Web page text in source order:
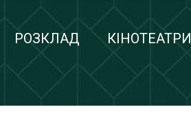
РОЗКЛАД КІНОТЕАТРИ